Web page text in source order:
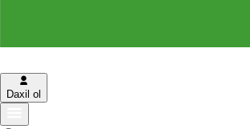
Daxil ol